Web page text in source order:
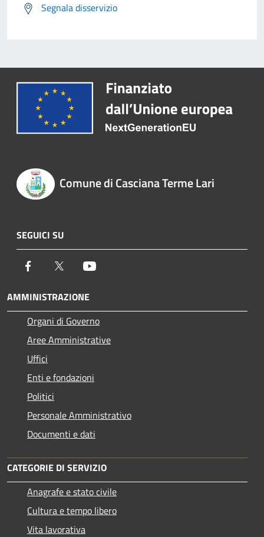
Segnala disservizio
Comune di Casciana Terme Lari
SEGUICI SU
Facebook Twitter
AMMINISTRAZIONE
Organi di Governo
Aree Amministrative
Uffici
Enti e fondazioni
Politici
Personale Amministrativo
Documenti e dati
CATEGORIE DI SERVIZIO
Anagrafe e stato civile
Cultura e tempo libero
Vita lavorativa